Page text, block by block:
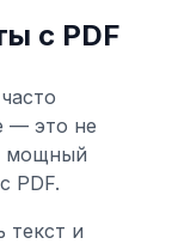
с PDF
— это не
мощный
PDF.
текст и